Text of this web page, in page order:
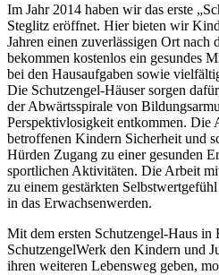
Im Jahr 2014 haben wir das erste
Steglitz eröffnet. Hier bieten wir
Jahren einen zuverlässigen Ort
bekommen kostenlos ein gesundes
bei den Hausaufgaben sowie
Die Schutzengel-Häuser sorgen
der Abwärtsspirale von
Perspektivlosigkeit entkommen. Die
betroffenen Kindern Sicherheit und
Hürden Zugang zu einer gesunden
sportlichen Aktivitäten. Die Arbeit
zu einem gestärkten
in das Erwachsenwerden.
Mit dem ersten Schutzengel-Haus in
SchutzengelWerk den Kindern und
ihren weiteren Lebensweg geben,